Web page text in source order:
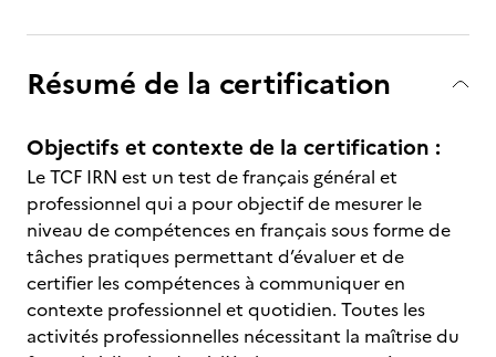
Résumé de la certification
Objectifs et contexte de la certification :
Le TCF IRN est un test de français général et
professionnel qui a pour objectif de mesurer le
niveau de compétences en français sous forme de
tâches pratiques permettant d’évaluer et de
certifier les compétences à communiquer en
contexte professionnel et quotidien. Toutes les
activités professionnelles nécessitant la maîtrise du